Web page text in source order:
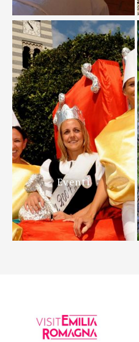
Eventi